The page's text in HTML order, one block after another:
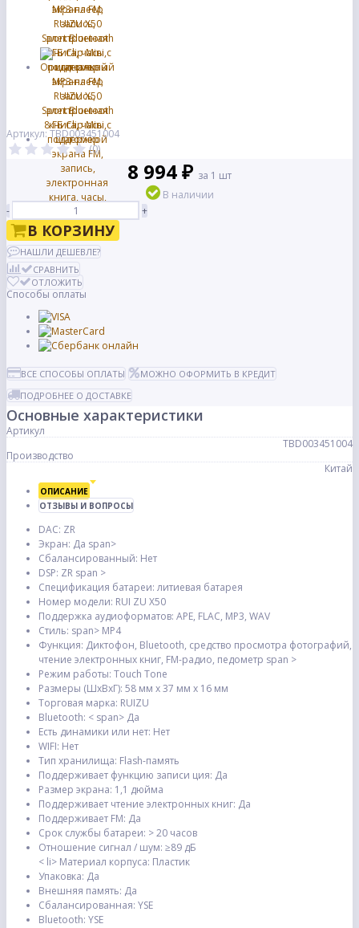
Артикул: TBD003451004
(0)
8 994 ₽ за 1 шт
В наличии
-
+
В КОРЗИНУ
НАШЛИ ДЕШЕВЛЕ?
СРАВНИТЬ
ОТЛОЖИТЬ
Способы оплаты
ВСЕ СПОСОБЫ ОПЛАТЫ
МОЖНО ОФОРМИТЬ В КРЕДИТ
ПОДРОБНЕЕ О ДОСТАВКЕ
Основные характеристики
Артикул
TBD003451004
Производство
Китай
ОПИСАНИЕ
ОТЗЫВЫ И ВОПРОСЫ
DAC: ZR
Экран: Да span>
Сбалансированный: Нет
DSP: ZR span >
Спецификация батареи: литиевая батарея
Номер модели: RUI ZU X50
Поддержка аудиоформатов: APE, FLAC, MP3, WAV
Стиль: span> MP4
Функция: Диктофон, Bluetooth, средство просмотра фотографий,
чтение электронных книг, FM-радио, педометр span >
Режим работы: Touch Tone
Размеры (ШxВxГ): 58 мм x 37 мм x 16 мм
Торговая марка: RUIZU
Bluetooth: < span> Да
Есть динамики или нет: Нет
WIFI: Нет
Тип хранилища: Flash-память
Поддерживает функцию записи ция: Да
Размер экрана: 1,1 дюйма
Поддерживает чтение электронных книг: Да
Поддерживает FM: Да
Срок службы батареи: > 20 часов
Отношение сигнал / шум: ≥89 дБ
< li> Материал корпуса: Пластик
Упаковка: Да
Внешняя память: Да
Сбалансированная: YSE
Bluetooth: YSE